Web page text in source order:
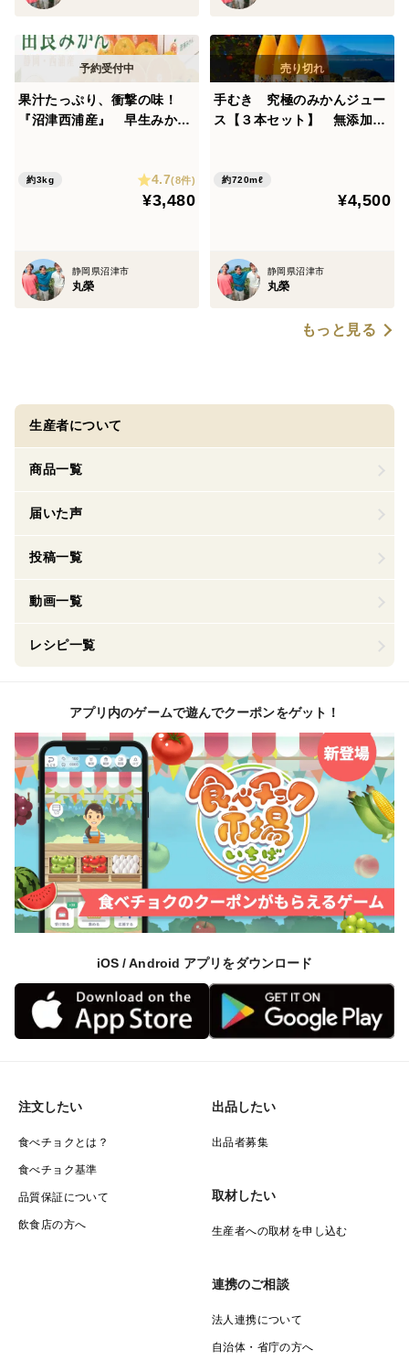
果汁たっぷり、衝撃の味！
『沼津西浦産』 早生みか
約3kg 4.7(8件)
¥3,480
静岡県沼津市
丸榮
手むき 究極のみかんジュー
ス【３本セット】 無添加10
約720mℓ
¥4,500
静岡県沼津市
丸榮
もっと見る
生産者について
商品一覧
届いた声
投稿一覧
動画一覧
レシピ一覧
アプリ内のゲームで遊んでクーポンをゲット！
iOS / Android アプリをダウンロード
注文したい
食べチョクとは？
食べチョク基準
品質保証について
飲食店の方へ
出品したい
出品者募集
取材したい
生産者への取材を申し込む
連携のご相談
法人連携について
自治体・省庁の方へ